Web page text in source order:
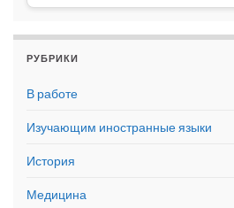
РУБРИКИ
В работе
Изучающим иностранные языки
История
Медицина